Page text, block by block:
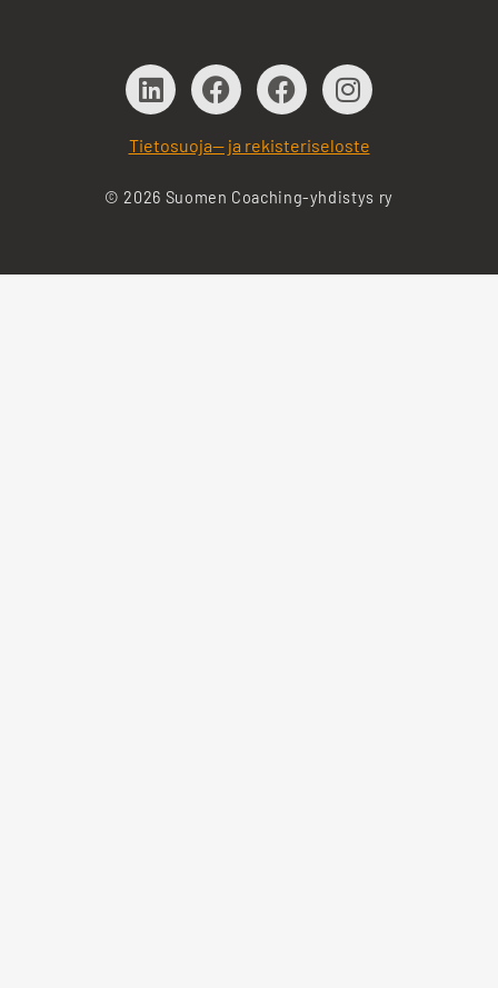
Tietosuoja— ja rekisteriseloste
© 2026 Suomen Coaching-yhdistys ry